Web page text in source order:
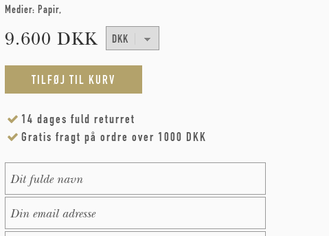
Medier: Papir
9.600 DKK
14 dages fuld returret
Gratis fragt på ordre over 1000 DKK